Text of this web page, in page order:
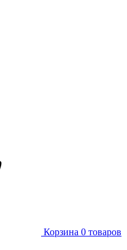
Корзина 0 товаров